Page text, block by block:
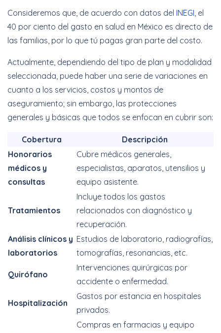
Consideremos que, de acuerdo con datos del INEGI, el
40 por ciento del gasto en salud en México es directo de
las familias, por lo que tú pagas gran parte del costo.
Actualmente, dependiendo del tipo de plan y modalidad
seleccionada, puede haber una serie de variaciones en
cuanto a los servicios, costos y montos de
aseguramiento; sin embargo, las protecciones
generales y básicas que todos se enfocan en cubrir son:
Cobertura
Descripción
Honorarios
médicos y
consultas
Cubre médicos generales,
especialistas, aparatos, utensilios y
equipo asistente.
Tratamientos
Incluye todos los gastos
relacionados con diagnóstico y
recuperación.
Análisis clínicos y
laboratorios
Estudios de laboratorio, radiografías,
tomografías, resonancias, etc.
Quirófano
Intervenciones quirúrgicas por
accidente o enfermedad.
Hospitalización
Gastos por estancia en hospitales
privados.
Compras en farmacias y equipo